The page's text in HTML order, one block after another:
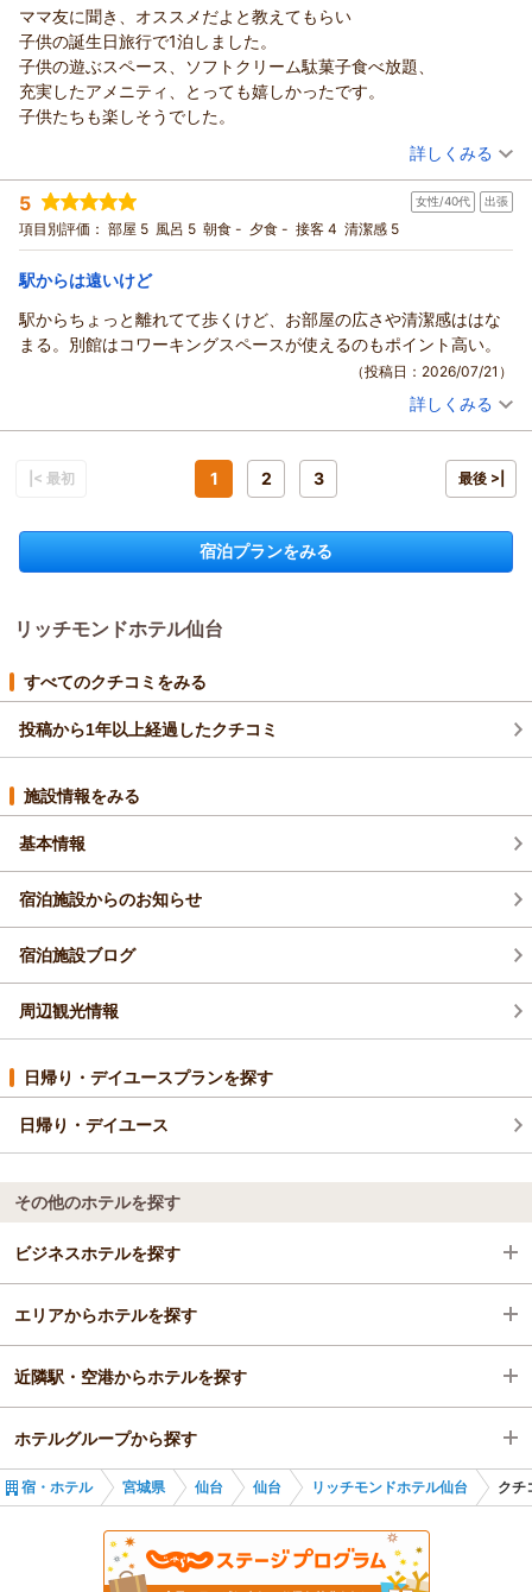
支配人
皆様でのご旅行が快適なものとなったのであれば幸いです。
また、公式SNSをご覧になり事前にお申し付けいただいたお誕
生日サービスにつきましても、お部屋での風船やプラネタリウ
ムの演出でお子様の特別な日をお祝いするお手伝いができ、大
変光栄に存じます。
ご家族の大切な記念日の思い出の一部になれたことは、私ども
これからも、パパ・ママには安心を、お子様にはたくさんのワ
クワクをお届けできるホテルであり続けられるよう、更なるサ
ービスの向上に努めてまいります。
お子様の健やかなご成長をお祈りいたしますとともに、また次
回のお誕生日やご旅行の際にも、ご家族皆様にお会いできる日
をスタッフ一同心よりお待ち申し上げております。
フロント 佐々木
（返信日：2026/07/25）
した。
ロイヤルホストでの朝食バイキングはおもったより種類が少なか
ったかも？でもメインの牛タンがとても美味しく、またフルーツ
が沢山あったのは嬉しかったです！
ロイヤルホストのジャワカレーやコスモドリアが食べ放題なのは
子ども向けにハンバーグやふりかけ、麺類などあったら宿泊して
なくても食べに行きたいくらいでした！
リッチモンドホテル仙台からの返信
この度はリッチモンドホテル仙台にご宿泊いただき、誠にあり
がとうございます。
まず、朝食バイキングの品数につきまして、ご期待に添えなか
った部分があり申し訳ございません。また、お子さま向けメニ
ュー（ハンバーグや麺類など）に関する心温まるアイデアをご
提案いただき、誠にありがとうございます。いただきました貴
重なご意見は、より満足度の高い朝食をご提供できるよう、今
後のメニュー構成の参考として朝食スタッフへ共有させていた
だきます。
そのような中で、メインの牛タン焼きやフルーツ、ロイヤルホ
宿泊いただいた角部屋での防音面、手ぶらでお越しいただける
ようご用意をしているアメニティや備品にご満足いただけた様
子を伺い知ることができ、私どもも感無量でございます。
特にラウンジの清掃や補充といったスタッフの動きにまで目を
今後もママやパパ、お子さまにとって「ベストな宿」であり続
けられるよう、更なるサービスの磨き上げに努めてまいりま
また仙台へお越しの際は、ぜひ当ホテルへお気軽にお帰りくだ
さいませ。スタッフ一同、心よりお待ち申し上げております。
支配人
ママ友に聞き、オススメだよと教えてもらい
子供の誕生日旅行で1泊しました。
子供の遊ぶスペース、ソフトクリーム駄菓子食べ放題、
充実したアメニティ、とっても嬉しかったです。
子供たちも楽しそうでした。
（投稿日：2026/07/21）
宿泊時期： 2026年07月宿泊 (家族旅行)
投稿者： きょんさん
宿泊プラン： 【朝食付き】～ランチ・ディナーで使えるロイヤルホスト
5,000円お食事券付き！ホテルステイ満喫プラン～
ツイン 朝のみ
宿泊価格帯： 23,001～24,000円(大人一人あたり/税込)
リッチモンドホテル仙台からの返信
この度はリッチモンドホテル仙台にご宿泊いただき、誠にあり
また、お忙しい中「子連れにオススメ」という大変嬉しいタイ
トルのクチコミをお寄せいただきましたこと、重ねて御礼申し
まずは、お子さまのお誕生日、誠におめでとうございます。
ご友人からのご紹介をきっかけに、ご家族の大切な記念日のご
旅行先として当ホテルをお選びいただき、大変光栄に存じま
ご滞在中は、キッズスペースやリラックスエリアのソフトクリ
子さまたちの楽しそうな笑顔が見られたとお伺いし、私どもも
伝いができたこと、心より嬉しく存じます。
今後も笑顔あふれるホテルであり続けられるよう、更なるサー
ビスの向上に努めてまいります。
また来年のお誕生日やご家族の特別な日にも、ぜひ当ホテルで
お子さまの健やかなご成長をお祈り申し上げますとともに、ま
フロント 米田
支配人
詳しくみる
5 女性/40代 出張
項目別評価： 部屋 5 風呂 5 朝食 - 夕食 - 接客 4 清潔感 5
駅からは遠いけど
駅からちょっと離れてて歩くけど、お部屋の広さや清潔感ははな
まる。別館はコワーキングスペースが使えるのもポイント高い。
（投稿日：2026/07/21）
投稿者： せきさん(女性/40代)
ドリンクサービス付～
シングル 食事なし
10,001～11,000円(大人一人あたり/税込)
リッチモンドホテル仙台からの返信
まず、仙台駅からホテルまでの距離につきまして、お荷物をお
い、ご不便を感じられたことと存じます。
そのような中で、お部屋の広さや清潔感に「はなまる」という
大変光栄な評価を頂戴し、感謝申し上げます。
また、当ホテル別館ご宿泊者専用ラウンジにも着目していただ
なります。ご滞在中の静かな作業空間やリフレッシュの場とし
てお役に立てておりましたら幸いでございます。
今後もみなさまに「歩いてでもまた泊まりたい」と感じていた
ります。
お客さまのまたのご来館を、スタッフ一同心よりお待ち申し上
げております。
フロント 米田
支配人
詳しくみる
|< 最初 1 2 3 最後 >|
宿泊プランをみる
リッチモンドホテル仙台
すべてのクチコミをみる
投稿から1年以上経過したクチコミ
施設情報をみる
基本情報
宿泊施設からのお知らせ
宿泊施設ブログ
周辺観光情報
日帰り・デイユースプランを探す
日帰り・デイユース
その他のホテルを探す
ビジネスホテルを探す
宮城県
仙台
仙台
仙台駅
エリアからホテルを探す
宮城県
仙台
仙台
近隣駅・空港からホテルを探す
仙台駅
あおば通駅
ホテルグループから探す
全国のリッチモンドホテルズ
宮城のリッチモンドホテルズ
宿・ホテル 宮城県 仙台 仙台 リッチモンドホテル仙台 クチ